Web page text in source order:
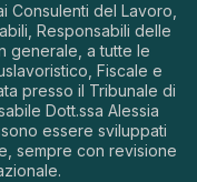
Consulenti del Lavoro,
Responsabili delle
generale, a tutte le
Fiscale e
presso il Tribunale di
Dott.ssa Alessia
essere sviluppati
sempre con revisione